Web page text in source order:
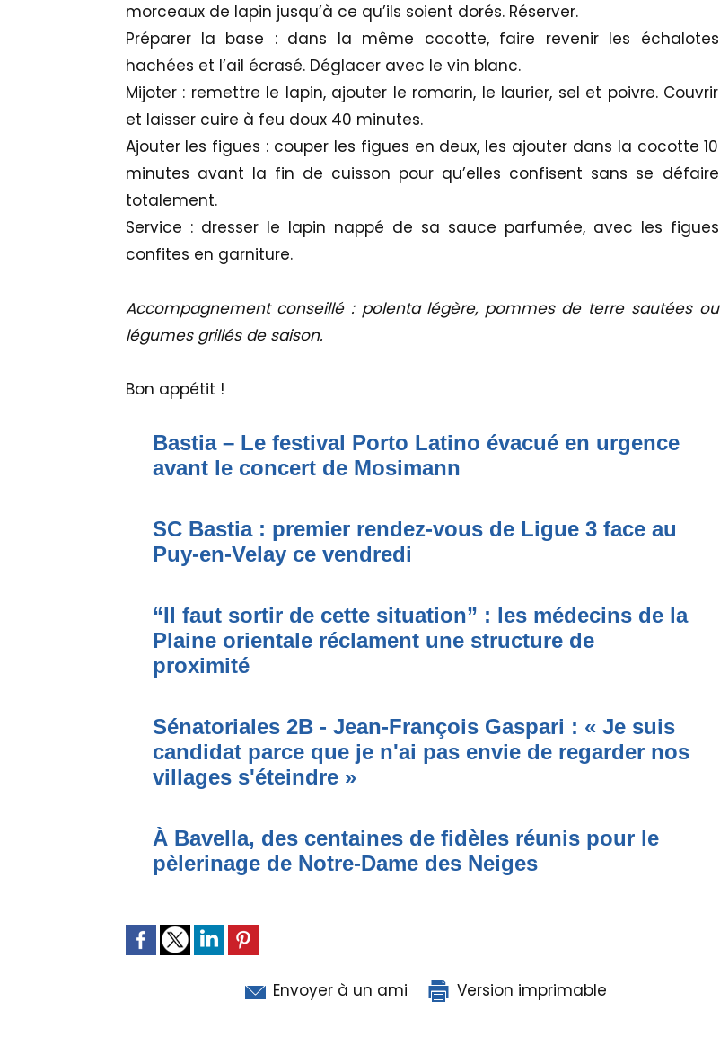
morceaux de lapin jusqu’à ce qu’ils soient dorés. Réserver.
Préparer la base : dans la même cocotte, faire revenir les échalotes
hachées et l’ail écrasé. Déglacer avec le vin blanc.
Mijoter : remettre le lapin, ajouter le romarin, le laurier, sel et poivre. Couvrir
et laisser cuire à feu doux 40 minutes.
Ajouter les figues : couper les figues en deux, les ajouter dans la cocotte 10
minutes avant la fin de cuisson pour qu’elles confisent sans se défaire
totalement.
Service : dresser le lapin nappé de sa sauce parfumée, avec les figues
confites en garniture.
Accompagnement conseillé : polenta légère, pommes de terre sautées ou
légumes grillés de saison.
Bon appétit !
Bastia – Le festival Porto Latino évacué en urgence
avant le concert de Mosimann
SC Bastia : premier rendez-vous de Ligue 3 face au
Puy-en-Velay ce vendredi
“Il faut sortir de cette situation” : les médecins de la
Plaine orientale réclament une structure de
proximité
Sénatoriales 2B - Jean-François Gaspari : « Je suis
candidat parce que je n'ai pas envie de regarder nos
villages s'éteindre »
À Bavella, des centaines de fidèles réunis pour le
pèlerinage de Notre-Dame des Neiges
Envoyer à un ami Version imprimable